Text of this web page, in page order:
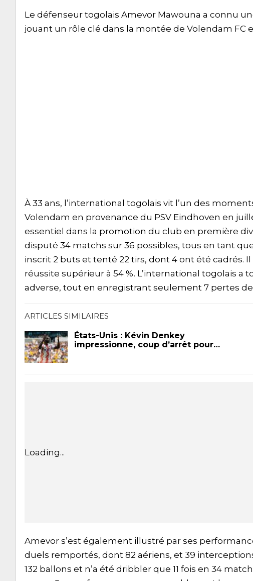
Le défenseur togolais Amevor Mawouna a connu
jouant un rôle clé dans la montée de Volendam FC
À 33 ans, l’international togolais vit l’un des
Volendam en provenance du PSV Eindhoven en
essentiel dans la promotion du club en première
disputé 34 matchs sur 36 possibles, tous en tant
inscrit 2 buts et tenté 22 tirs, dont 4 ont été cadrés.
réussite supérieur à 54 %. L’international togolais a
adverse, tout en enregistrant seulement 7 pertes
ARTICLES SIMILAIRES
États-Unis : Kévin Denkey
impressionne, coup d’arrêt pour…
Loading...
Amevor s’est également illustré par ses
duels remportés, dont 82 aériens, et 39
132 ballons et n’a été dribbler que 11 fois en 34